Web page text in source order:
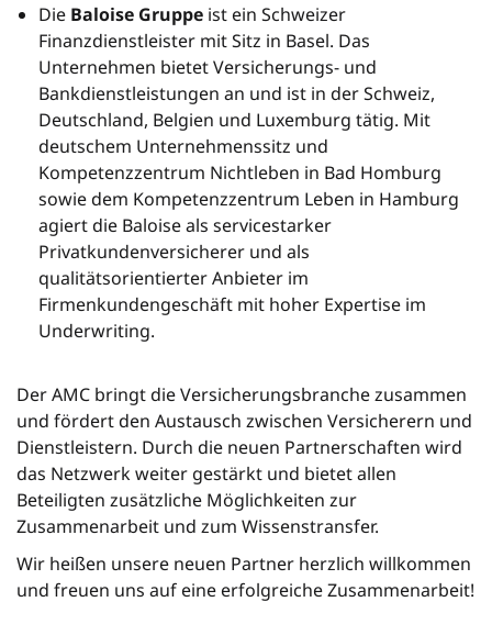
Die Baloise Gruppe ist ein Schweizer
Finanzdienstleister mit Sitz in Basel. Das
Unternehmen bietet Versicherungs- und
Bankdienstleistungen an und ist in der Schweiz,
Deutschland, Belgien und Luxemburg tätig. Mit
deutschem Unternehmenssitz und
Kompetenzzentrum Nichtleben in Bad Homburg
sowie dem Kompetenzzentrum Leben in Hamburg
agiert die Baloise als servicestarker
Privatkundenversicherer und als
qualitätsorientierter Anbieter im
Firmenkundengeschäft mit hoher Expertise im
Underwriting.
Der AMC bringt die Versicherungsbranche zusammen
und fördert den Austausch zwischen Versicherern und
Dienstleistern. Durch die neuen Partnerschaften wird
das Netzwerk weiter gestärkt und bietet allen
Beteiligten zusätzliche Möglichkeiten zur
Zusammenarbeit und zum Wissenstransfer.
Wir heißen unsere neuen Partner herzlich willkommen
und freuen uns auf eine erfolgreiche Zusammenarbeit!